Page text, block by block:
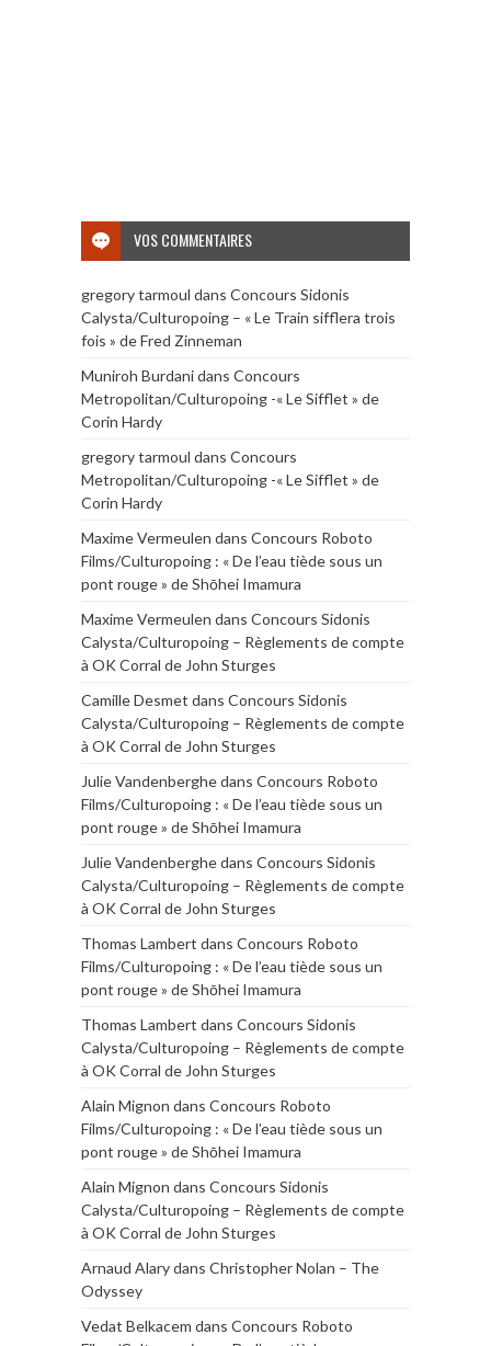
VOS COMMENTAIRES
gregory tarmoul dans Concours Sidonis
Calysta/Culturopoing – « Le Train sifflera trois
fois » de Fred Zinneman
Muniroh Burdanidans Concours
Metropolitan/Culturopoing -« Le Sifflet » de
Corin Hardy
gregory tarmoul dans Concours
Metropolitan/Culturopoing -« Le Sifflet » de
Corin Hardy
Maxime Vermeulen dans Concours Roboto
Films/Culturopoing : « De l’eau tiède sous un
pont rouge » de Shōhei Imamura
Maxime Vermeulen dans Concours Sidonis
Calysta/Culturopoing – Règlements de compte
à OK Corral de John Sturges
Camille Desmet dans Concours Sidonis
Calysta/Culturopoing – Règlements de compte
à OK Corral de John Sturges
Julie Vandenberghedans Concours Roboto
Films/Culturopoing : « De l’eau tiède sous un
pont rouge » de Shōhei Imamura
Julie Vandenberghedans Concours Sidonis
Calysta/Culturopoing – Règlements de compte
à OK Corral de John Sturges
Thomas Lambert dans Concours Roboto
Films/Culturopoing : « De l’eau tiède sous un
pont rouge » de Shōhei Imamura
Thomas Lambert dans Concours Sidonis
Calysta/Culturopoing – Règlements de compte
à OK Corral de John Sturges
Alain Mignon dans Concours Roboto
Films/Culturopoing : « De l’eau tiède sous un
pont rouge » de Shōhei Imamura
Alain Mignon dans Concours Sidonis
Calysta/Culturopoing – Règlements de compte
à OK Corral de John Sturges
Arnaud Alarydans Christopher Nolan – The
Odyssey
Vedat Belkacem dans Concours Roboto